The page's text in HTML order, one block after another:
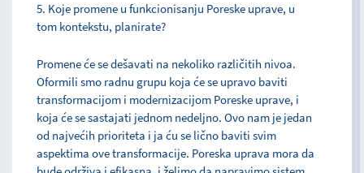
5. Koje promene u funkcionisanju Poreske uprave, u
tom kontekstu, planirate?
Promene će se dešavati na nekoliko različitih nivoa.
Oformili smo radnu grupu koja će se upravo baviti
transformacijom i modernizacijom Poreske uprave, i
koja će se sastajati jednom nedeljno. Ovo nam je jedan
od najvećih prioriteta i ja ću se lično baviti svim
aspektima ove transformacije. Poreska uprava mora da